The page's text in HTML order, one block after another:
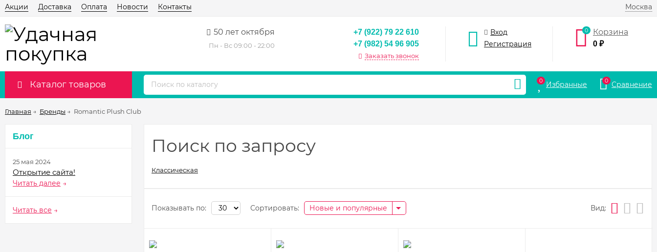
Москва
Акции Доставка Оплата Новости Контакты
50 лет октября
Пн - Вс 09:00 - 22:00
+7 (922) 79 22 610
+7 (982) 54 96 905
Заказать звонок
Вход
Регистрация
0 Корзина
0₽
Каталог товаров 0 Избранные 0 Сравнение
Главная → Бренды → Romantic Plush Club
Блог
25 мая 2024
Открытие сайта!
Читать далее →
Читать все →
Поиск по запросу
Классическая
Показывать по: Сортировать: Новые и популярные Вид: